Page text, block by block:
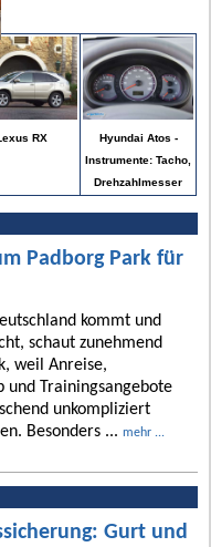
RX
Hyundai Atos -
Instrumente: Tacho,
Drehzahlmesser
Padborg Park für
kommt und
schaut zunehmend
weil Anreise,
und Trainingsangebote
unkompliziert
Besonders ... mehr ...
Gurt und